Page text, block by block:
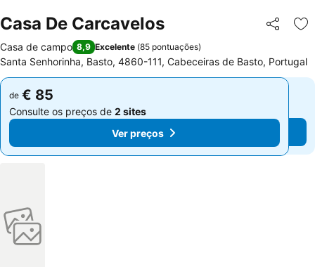
Casa De Carcavelos Partilhar
Casa de campo 8,9 Excelente (85 pontuações)
Santa Senhorinha, Basto, 4860-111, Cabeceiras de Basto, Portugal
de € 85
Consulte os preços de 2 sites
Ver preços
de € 85
Consulte os preços de 2 sites
Ver preços